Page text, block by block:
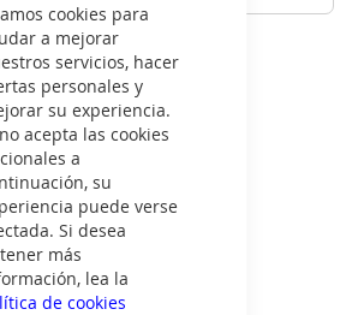
cookies para
a mejorar
servicios, hacer
personales y
su experiencia.
acepta las cookies
a
su
puede verse
Si desea
más
lea la
de cookies
ENVÍO
GRATIS
ENVÍO
GRATIS